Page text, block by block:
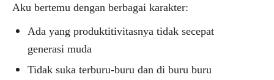
Aku bertemu dengan berbagai karakter:
Ada yang produktitivitasnya tidak secepat
generasi muda
Tidak suka terburu-buru dan di buru buru